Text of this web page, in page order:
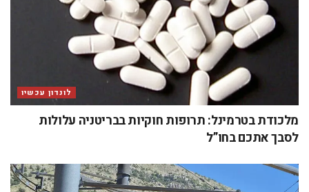
לונדון עכשיו
מלכודת בטרמינל: תרופות חוקיות בבריטניה עלולות
לסבך אתכם בחו”ל